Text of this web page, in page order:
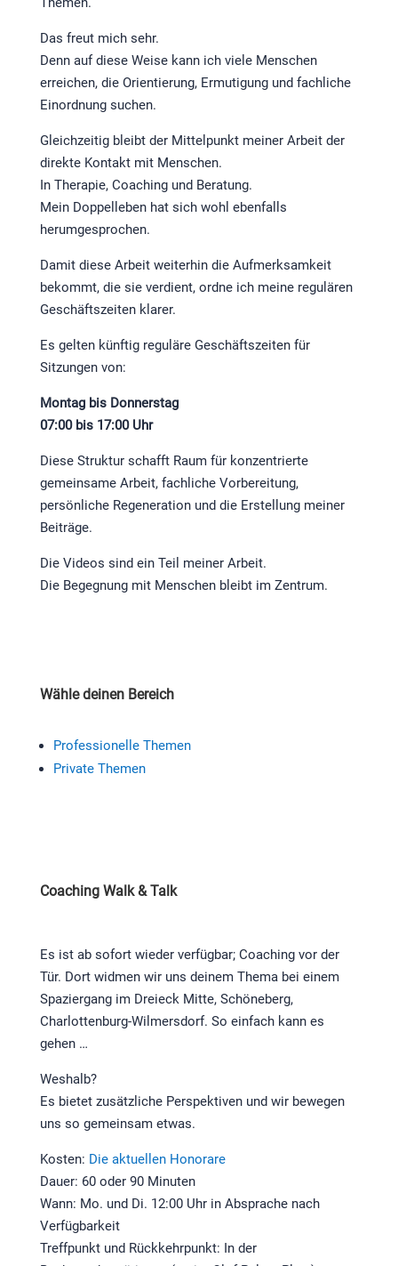
Das freut mich sehr.
Denn auf diese Weise kann ich viele Menschen
erreichen, die Orientierung, Ermutigung und fachliche
Einordnung suchen.
Gleichzeitig bleibt der Mittelpunkt meiner Arbeit der
direkte Kontakt mit Menschen.
In Therapie, Coaching und Beratung.
Mein Doppelleben hat sich wohl ebenfalls
herumgesprochen.
Damit diese Arbeit weiterhin die Aufmerksamkeit
bekommt, die sie verdient, ordne ich meine regulären
Geschäftszeiten klarer.
Es gelten künftig reguläre Geschäftszeiten für
Sitzungen von:
Montag bis Donnerstag
07:00 bis 17:00 Uhr
Diese Struktur schafft Raum für konzentrierte
gemeinsame Arbeit, fachliche Vorbereitung,
persönliche Regeneration und die Erstellung meiner
Beiträge.
Die Videos sind ein Teil meiner Arbeit.
Die Begegnung mit Menschen bleibt im Zentrum.
Wähle deinen Bereich
Professionelle Themen
Private Themen
Coaching Walk & Talk
Es ist ab sofort wieder verfügbar; Coaching vor der
Tür. Dort widmen wir uns deinem Thema bei einem
Spaziergang im Dreieck Mitte, Schöneberg,
Charlottenburg-Wilmersdorf. So einfach kann es
gehen …
Weshalb?
Es bietet zusätzliche Perspektiven und wir bewegen
uns so gemeinsam etwas.
Kosten: Die aktuellen Honorare
Dauer: 60 oder 90 Minuten
Wann: Mo. und Di. 12:00 Uhr in Absprache nach
Verfügbarkeit
Treffpunkt und Rückkehrpunkt: In der